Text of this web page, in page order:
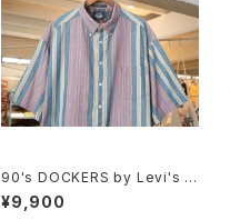
90's DOCKERS by Levi's m
ulti-stripe and botanical S
hirt
¥9,900